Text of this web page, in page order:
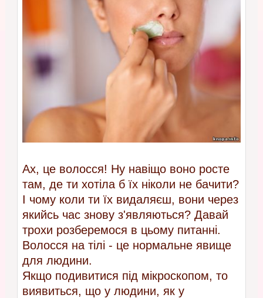
Ах, це волосся! Ну навіщо воно росте
там, де ти хотіла б їх ніколи не бачити?
І чому коли ти їх видаляєш, вони через
якийсь час знову з'являються? Давай
трохи розберемося в цьому питанні.
Волосся на тілі - це нормальне явище
для людини.
Якщо подивитися під мікроскопом, то
виявиться, що у людини, як у